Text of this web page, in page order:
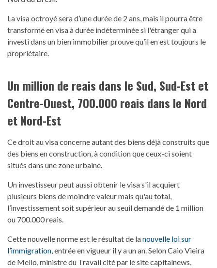
La visa octroyé sera d’une durée de 2 ans, mais il pourra être
transformé en visa à durée indéterminée si l'étranger qui a
investi dans un bien immobilier prouve qu’il en est toujours le
propriétaire.
Un million de reais dans le Sud, Sud-Est et
Centre-Ouest, 700.000 reais dans le Nord
et Nord-Est
Ce droit au visa concerne autant des biens déjà construits que
des biens en construction, à condition que ceux-ci soient
situés dans une zone urbaine.
Un investisseur peut aussi obtenir le visa s'il acquiert
plusieurs biens de moindre valeur mais qu'au total,
l’investissement soit supérieur au seuil demandé de 1 million
ou 700.000 reais.
Cette nouvelle norme est le résultat de lanouvelle loi sur
l’immigration, entrée en vigueur il y a un an. Selon Caio Vieira
de Mello, ministre du Travail cité par le site capitalnews,